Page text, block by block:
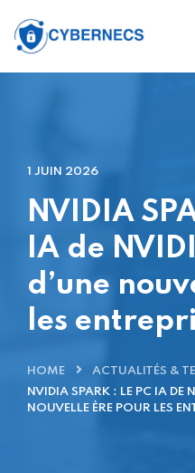
1 JUIN 2026
NVIDIA
IA de
d’une
les
HOME
ACTUALITÉS &
NVIDIA SPARK : LE PC IA DE
NOUVELLE ÈRE POUR LES